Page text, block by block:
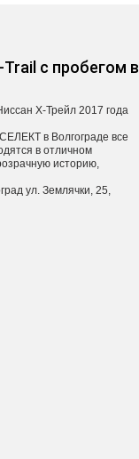
с пробегом в
X-Трейл 2017 года
в Волгограде все
в отличном
историю,
ул. Землячки, 25,